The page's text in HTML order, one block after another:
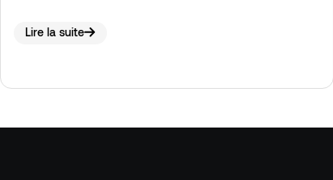
Lire la suite